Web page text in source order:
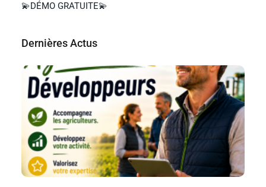
💫DÉMO GRATUITE💫
Dernières Aсtus